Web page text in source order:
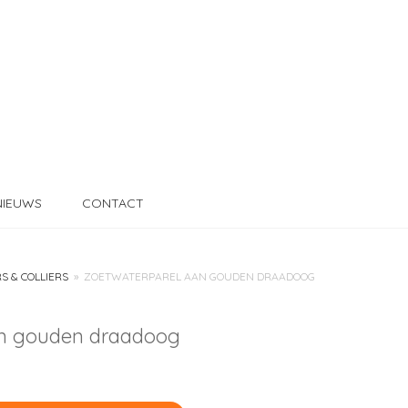
CONTACT
& COLLIERS » ZOETWATERPAREL AAN GOUDEN DRAADOOG
gouden draadoog